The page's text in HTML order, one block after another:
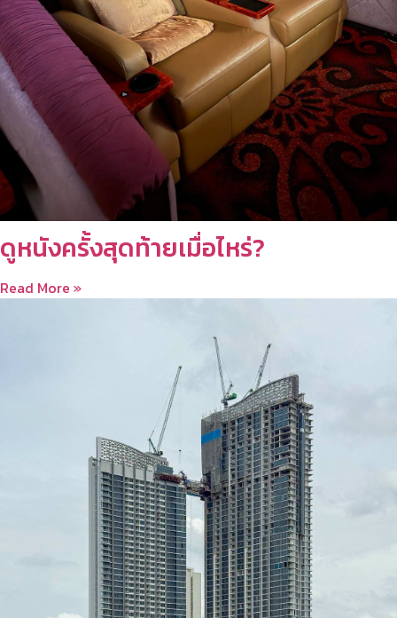
ดูหนังครั้งสุดท้ายเมื่อไหร่?
Read More »